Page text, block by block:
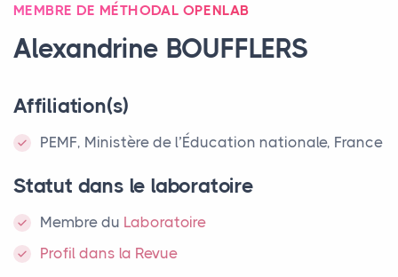
MEMBRE DE MÉTHODAL OPENLAB
Alexandrine BOUFFLERS
Affiliation(s)
PEMF, Ministère de l’Éducation nationale, France
Statut dans le laboratoire
Membre du Laboratoire
Profil dans la Revue